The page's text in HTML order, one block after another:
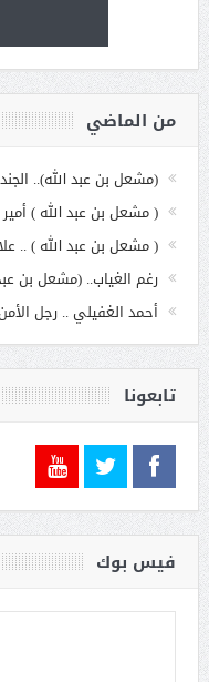
من الماضي
(مشعل بن عبد الله)..
( مشعل بن عبد الله )
( مشعل بن عبد الله ) ..
رغم الغياب.. (مشعل بن
أحمد الغفيلي .. رجل
تابعونا
فيس بوك